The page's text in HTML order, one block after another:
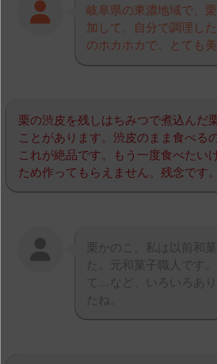
岐阜県の東濃地域で、
加して、自分で調理し
のホカホカで、とても
栗の渋皮を残しはちみつで煮込んだ
ことがあります。渋皮のまま食べる
これが絶品です。もう一度食べたい
ため作ってもらえません。残念です。
栗かのこ。私は以前和
た。元和菓子職人です
て…など、いろいろあり
たね。